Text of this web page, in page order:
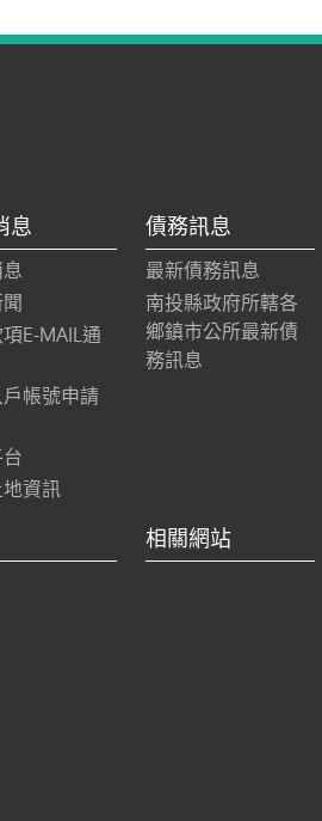
息
E-MAIL通
戶帳號申請
資訊
債務訊息
最新債務訊息
南投縣政府所轄各
鄉鎮市公所最新債
務訊息
相關網站